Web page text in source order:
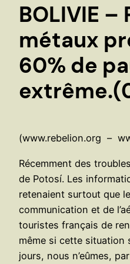
h
e
r
BOLIVIE
métaux
60% de
(www.rebelion.org –
Récemment des
de Potosí. Les
retenaient surtout que
communication et de
touristes français de
même si cette situation
jours, nous n’eûmes,